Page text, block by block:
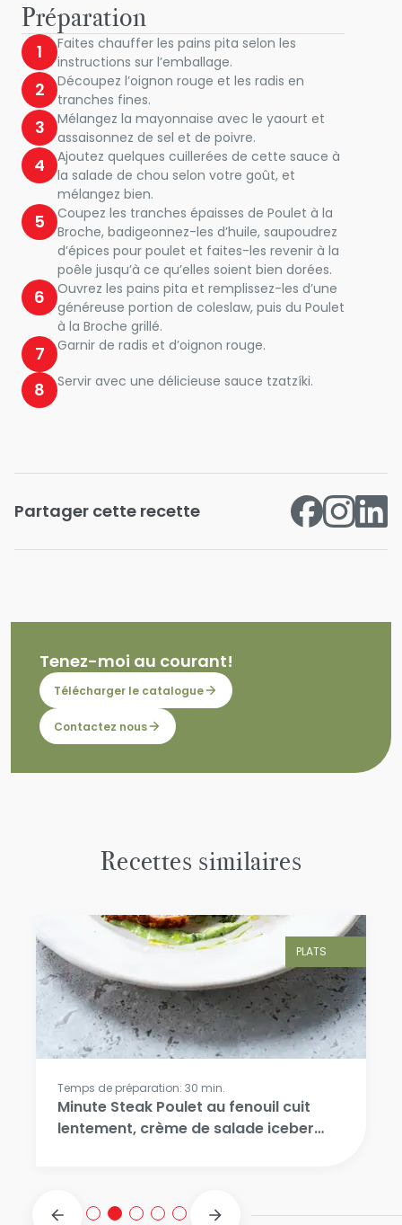
Préparation
1
Faites chauffer les pains pita selon les
instructions sur l’emballage.
2
Découpez l’oignon rouge et les radis en
tranches fines.
3
Mélangez la mayonnaise avec le yaourt et
assaisonnez de sel et de poivre.
4
Ajoutez quelques cuillerées de cette sauce à
la salade de chou selon votre goût, et
mélangez bien.
5
Coupez les tranches épaisses de Poulet à la
Broche, badigeonnez-les d’huile, saupoudrez
d’épices pour poulet et faites-les revenir à la
poêle jusqu’à ce qu’elles soient bien dorées.
6
Ouvrez les pains pita et remplissez-les d’une
généreuse portion de coleslaw, puis du Poulet
à la Broche grillé.
7 Garnir de radis et d’oignon rouge.
8 Servir avec une délicieuse sauce tzatzíki.
Partager cette recette
Tenez-moi au courant!
Télécharger le catalogue
Contactez nous
Recettes similaires
PLATS
Temps de préparation: 30 min.
Minute Steak Poulet au fenouil cuit
lentement, crème de salade iceberg